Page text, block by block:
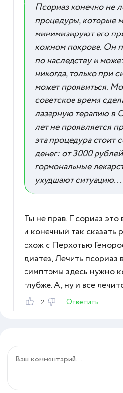
Псориаз конечно не
процедуры, которые
минимизируют его
кожном покрове. Он
по наследству и
никогда, только при
может проявиться.
советское время
лазерную терапию в
лет не проявляется
эта процедура стоит
денег: от 3000
гормональные
ухудшают ситуацию...
Ты не прав. Псориаз это
и конечный так сказать
схож с Перхотью
диатез, Лечить псориаз
симптомы здесь нужно
глубже. А, ну и все
+2 Ответить